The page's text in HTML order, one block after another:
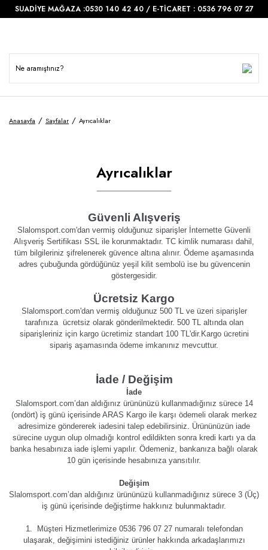
SUADİYE MAĞAZA :0530 140 42 40 / E-TİCARET : 0536 796 07 27
Anasayfa Sayfalar Ayrıcalıklar
Ayrıcalıklar
Güvenli Alışveriş
Slalomsport.com'dan vermiş olduğunuz siparişler İnternette Güvenli
Alışveriş Sertifikası SSL ile korunmaktadır. TC kimlik numarası dahil,
tüm bilgileriniz şifrelenerek güvence altına alınır. Ödeme aşamasında
adres çubuğunda gördüğünüz yeşil kilit sembolü ise bu güvencenin
göstergesidir.
Ücretsiz Kargo
Slalomsport.com'dan vermiş olduğunuz 500 TL ve üzeri siparişler
tarafınıza ücretsiz olarak gönderilmektedir. 500 TL altında olan
siparişleriniz için kargo ücretimiz standart 100 TL'dir.Kargo ücretini
sipariş aşamasında ödeme imkanınız mevcuttur.
İade / Değişim
İade
Slalomsport.com’dan aldığınız ürününüzü kullanmadığınız sürece 14
(ondört) iş günü içerisinde ARAS Kargo ile karşı ödemeli olarak merkez
adresimize göndererek iadesini talep edebilirsiniz. Ürününüzün iade
sürecine uygun olup olmadığı kontrol edildikten sonra kredi kartı ya da
banka hesabınıza iade işlemi yapılır. Ödemeniz, bankanıza bağlı olarak
10 gün içerisinde hesabınıza yansıtılır.
Değişim
Slalomsport.com’dan aldığınız ürününüzü kullanmadığınız sürece 3 (Üç)
iş günü içerisinde değiştirme hakkınız bulunmaktadır.
1. Müşteri Hizmetlerimize 0536 796 07 27 numaralı telefondan
ulaşarak, değişimini istediğiniz ürünler hakkında arkadaşlarımızı